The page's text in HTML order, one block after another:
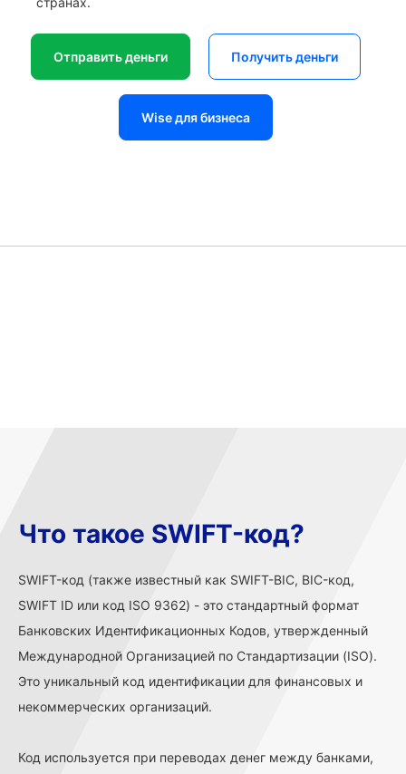
Отправить деньги Получить деньги
Wise для бизнеса
Что такое SWIFT-код?
SWIFT-код (также известный как SWIFT-BIC, BIC-код,
SWIFT ID или код ISO 9362) - это стандартный формат
Банковских Идентификационных Кодов, утвержденный
Международной Организацией по Стандартизации (ISO).
Это уникальный код идентификации для финансовых и
некоммерческих организаций.
Код используется при переводах денег между банками,